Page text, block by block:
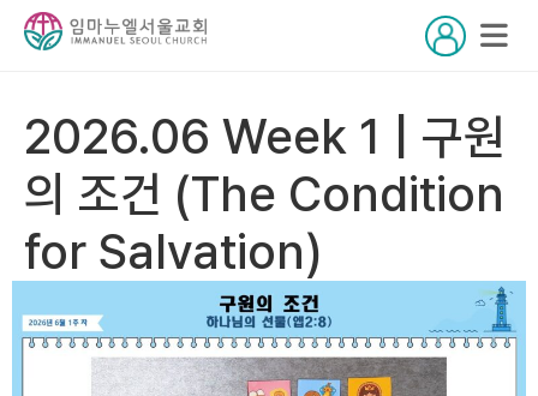
2026.06 Week 1 | 구원
의 조건 (The Condition
for Salvation)